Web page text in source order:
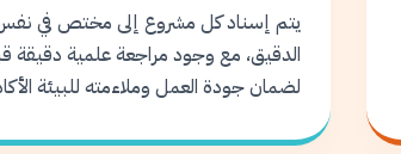
يتم إسناد كل مشروع إلى مختص في
الدقيق، مع وجود مراجعة علمية دقيقة
لضمان جودة العمل وملاءمته للبيئة